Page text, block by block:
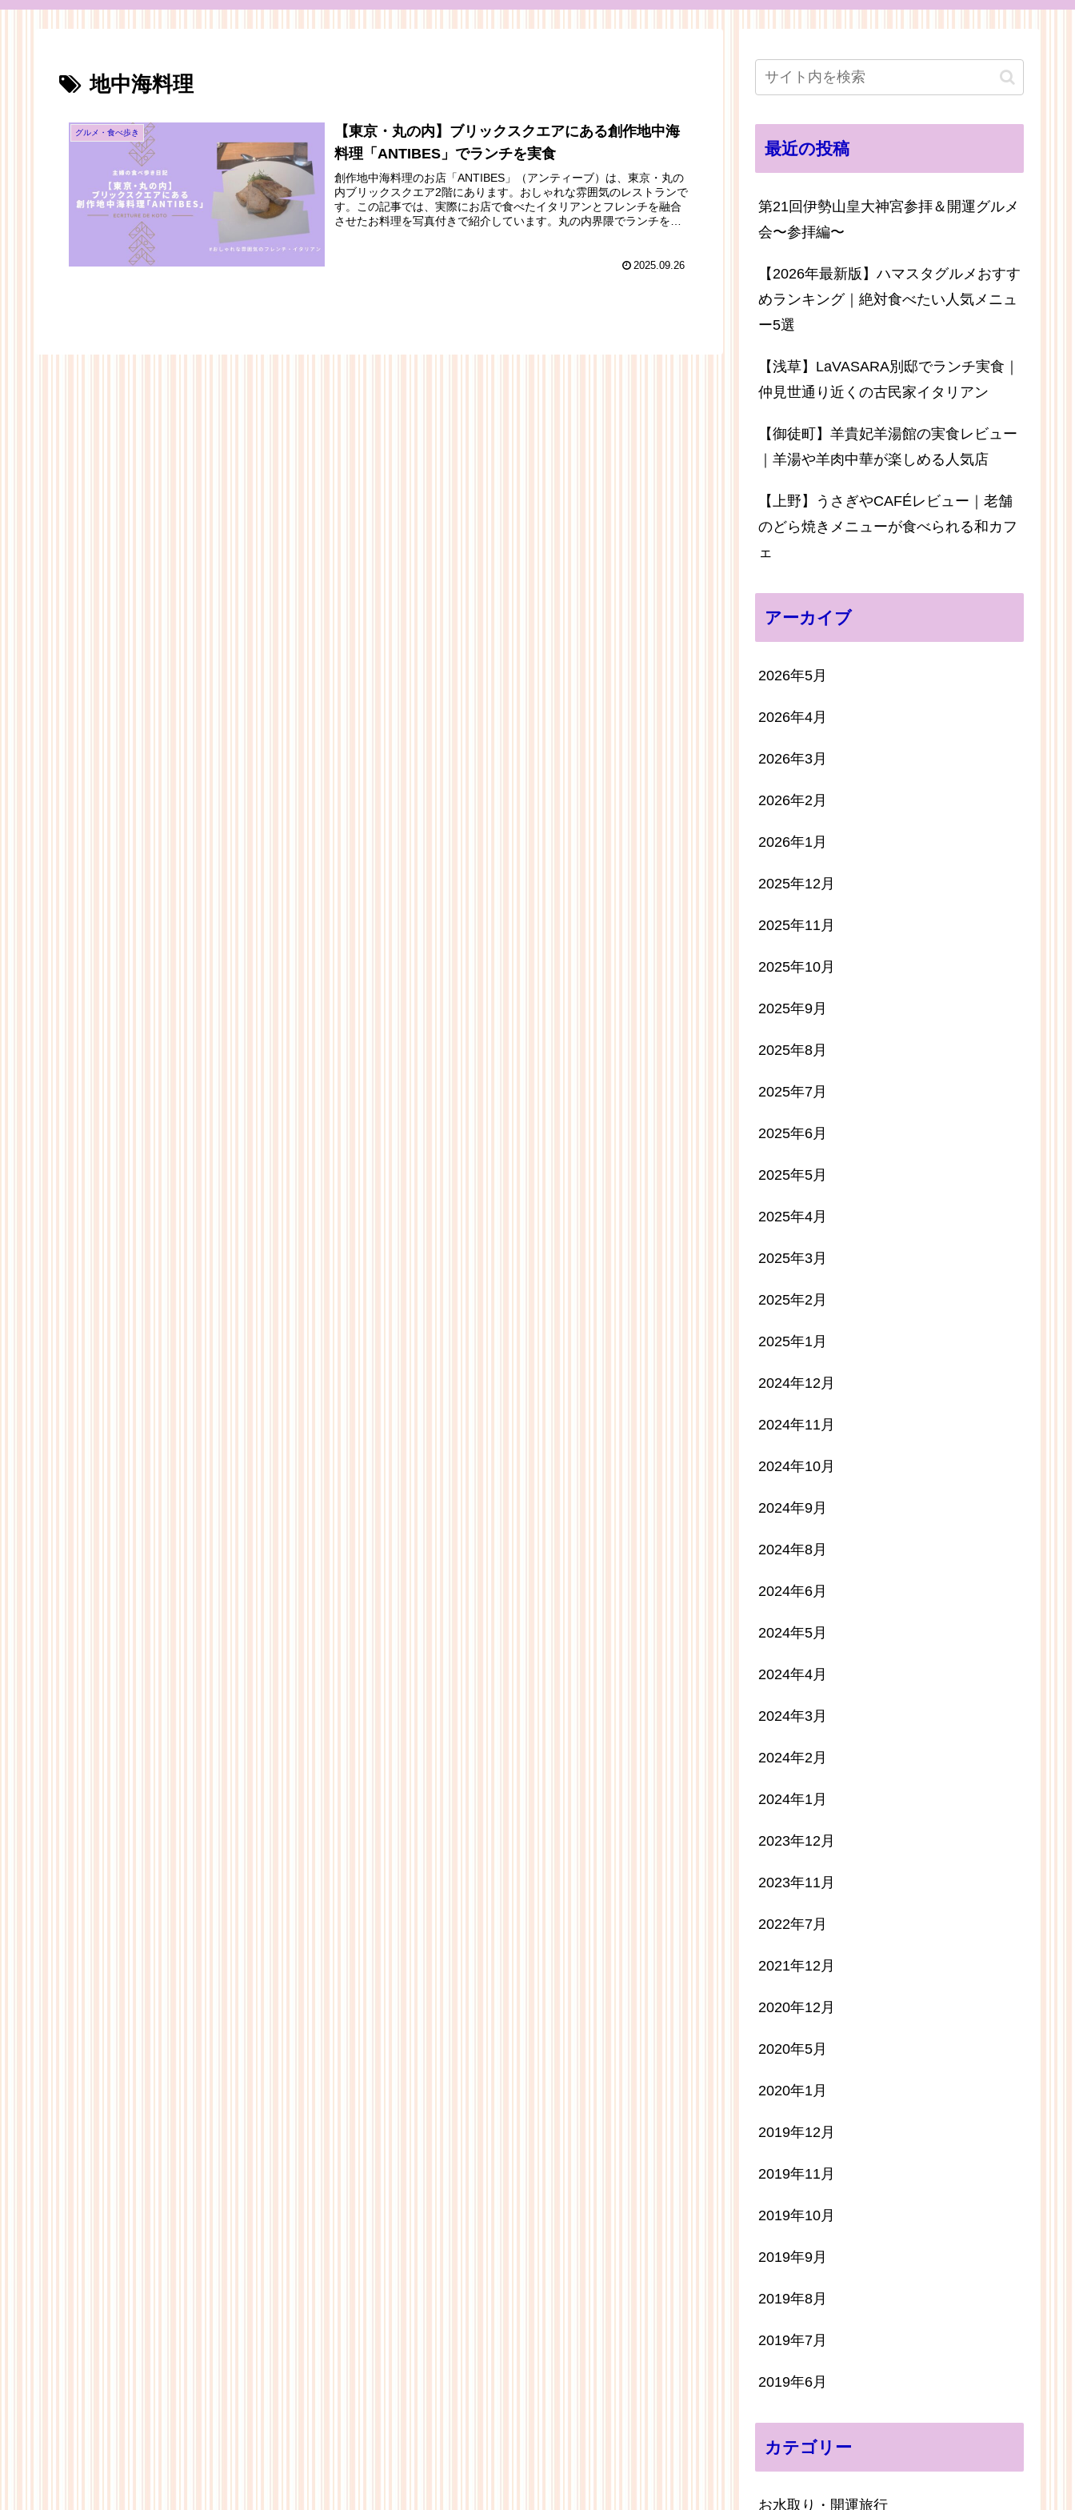
地中海料理
グルメ・食べ歩き
【東京・丸の内】ブリックスクエアにある創作地中海
料理「ANTIBES」でランチを実食
創作地中海料理のお店「ANTIBES」（アンティーブ）は、東京・丸の
内ブリックスクエア2階にあります。おしゃれな雰囲気のレストランで
す。この記事では、実際にお店で食べたイタリアンとフレンチを融合
させたお料理を写真付きで紹介しています。丸の内界隈でランチを楽
2025.09.26
最近の投稿
第21回伊勢山皇大神宮参拝＆開運グルメ
会〜参拝編〜
【2026年最新版】ハマスタグルメおすす
めランキング｜絶対食べたい人気メニュ
ー5選
【浅草】LaVASARA別邸でランチ実食｜
仲見世通り近くの古民家イタリアン
【御徒町】羊貴妃羊湯館の実食レビュー
｜羊湯や羊肉中華が楽しめる人気店
【上野】うさぎやCAFÉレビュー｜老舗
のどら焼きメニューが食べられる和カフ
ェ
アーカイブ
2026年5月
2026年4月
2026年3月
2026年2月
2026年1月
2025年12月
2025年11月
2025年10月
2025年9月
2025年8月
2025年7月
2025年6月
2025年5月
2025年4月
2025年3月
2025年2月
2025年1月
2024年12月
2024年11月
2024年10月
2024年9月
2024年8月
2024年6月
2024年5月
2024年4月
2024年3月
2024年2月
2024年1月
2023年12月
2023年11月
2022年7月
2021年12月
2020年12月
2020年5月
2020年1月
2019年12月
2019年11月
2019年10月
2019年9月
2019年8月
2019年7月
2019年6月
カテゴリー
お水取り・開運旅行